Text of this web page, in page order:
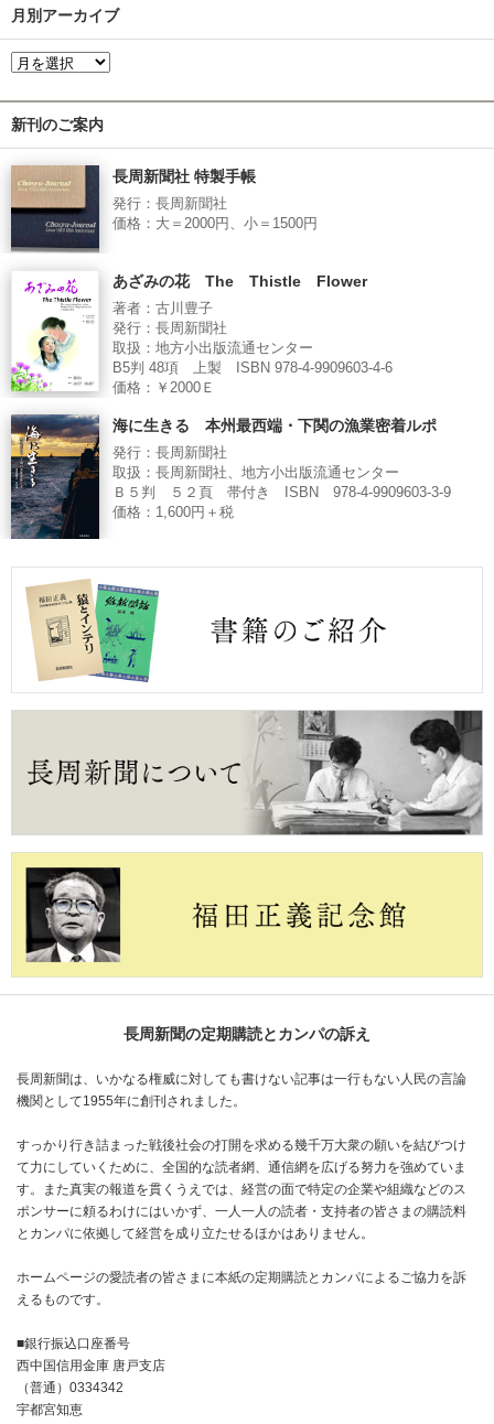
月別アーカイブ
新刊のご案内
長周新聞社 特製手帳
発行：長周新聞社
価格：大＝2000円、小＝1500円
あざみの花 The Thistle Flower
著者：古川豊子
発行：長周新聞社
取扱：地方小出版流通センター
B5判 48項 上製 ISBN 978-4-9909603-4-6
価格：￥2000Ｅ
海に生きる 本州最西端・下関の漁業密着ルポ
発行：長周新聞社
取扱：長周新聞社、地方小出版流通センター
Ｂ５判 ５２頁 帯付き ISBN 978-4-9909603-3-9
価格：1,600円＋税
長周新聞の定期購読とカンパの訴え
長周新聞は、いかなる権威に対しても書けない記事は一行もない人民の言論
機関として1955年に創刊されました。
すっかり行き詰まった戦後社会の打開を求める幾千万大衆の願いを結びつけ
て力にしていくために、全国的な読者網、通信網を広げる努力を強めていま
す。また真実の報道を貫くうえでは、経営の面で特定の企業や組織などのス
ポンサーに頼るわけにはいかず、一人一人の読者・支持者の皆さまの購読料
とカンパに依拠して経営を成り立たせるほかはありません。
ホームページの愛読者の皆さまに本紙の定期購読とカンパによるご協力を訴
えるものです。
■銀行振込口座番号
西中国信用金庫 唐戸支店
（普通）0334342
宇都宮知恵